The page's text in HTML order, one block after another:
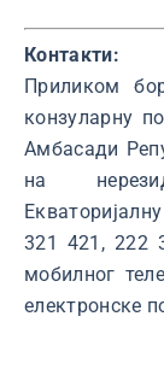
Контакти:
Приликом
конзуларну
Амбасади
на
321 421, 222
мобилног
електронске